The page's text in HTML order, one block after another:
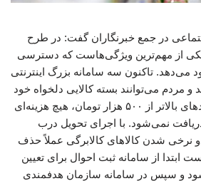
در جمع خبرنگاران گفت: در طرح
از مهم‌ترین ویژگی‌هاست که دسترسی
می‌دهد. تاکنون سه سامانه بزرگ اینترنتی
و مردم می‌توانند بسته کالایی دلخواه خود
را انتخاب کنند. برای خریدهای بالاتر از ۵۰۰ هزار تومان، هیچ هزینه‌ای
نمی‌شود. با اجرای تحویل درب
نرخی شدن کالاهای کالابرگی عملاً حذف
ابتدا از سامانه ثبت احوال برای تعیین
و سپس در سامانه سازمان هدفمندی